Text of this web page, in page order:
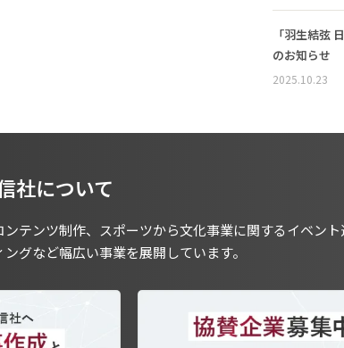
「羽生結弦
のお知らせ
2025.10.23
社について
テンツ制作、スポーツから文化事業に関するイベント
グなど幅広い事業を展開しています。